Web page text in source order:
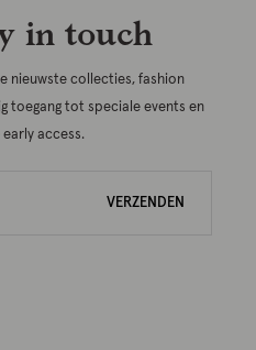
in touch
nieuwste collecties, fashion
toegang tot speciale events en
early access.
VERZENDEN